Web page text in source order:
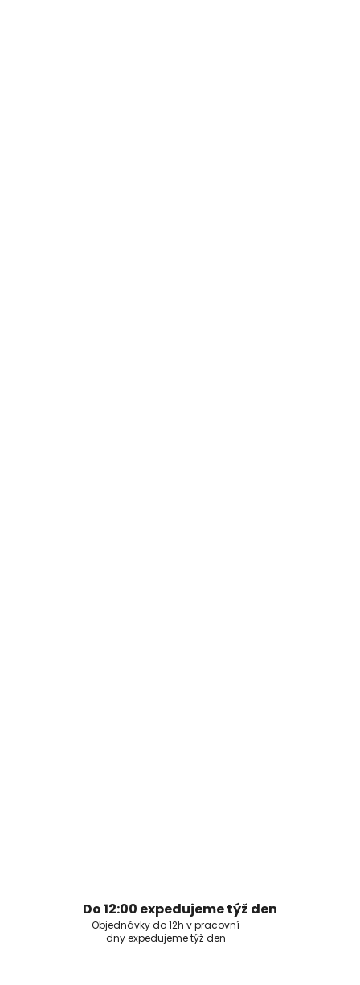
Do 12:00 expedujeme týž den
Objednávky do 12h v pracovní
dny expedujeme týž den